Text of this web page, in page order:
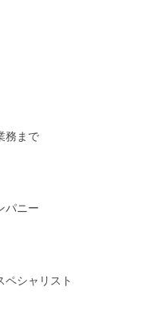
務まで
パニー
ペシャリスト